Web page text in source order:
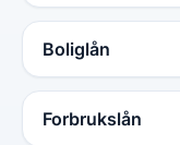
Boliglån
Forbrukslån